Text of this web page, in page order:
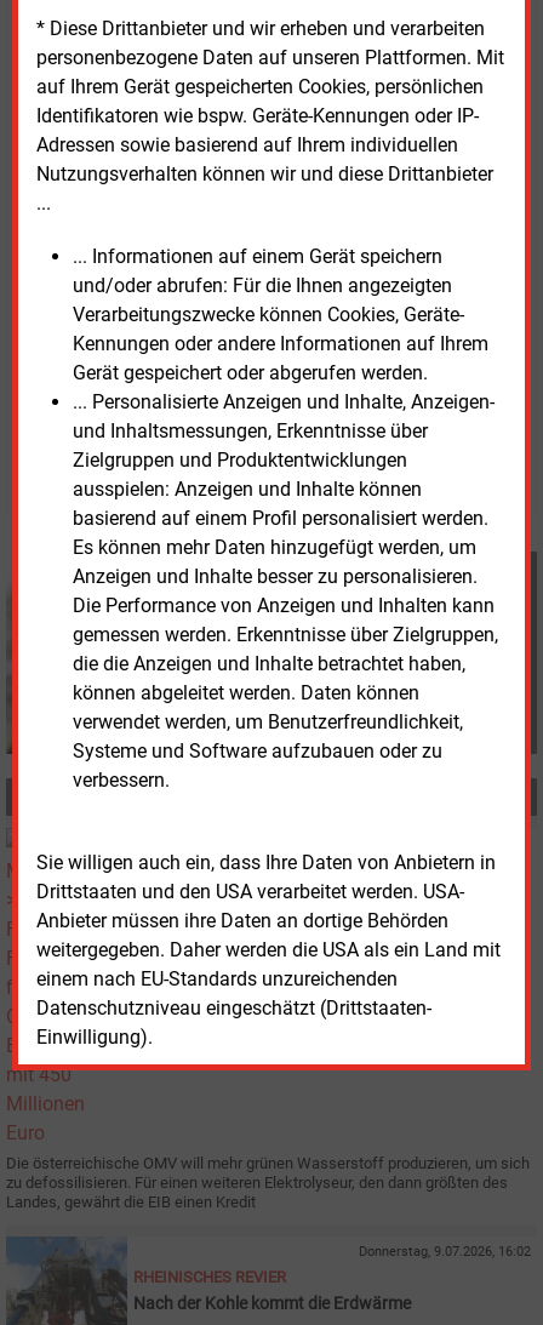
* Diese Drittanbieter und wir erheben und verarbeiten
personenbezogene Daten auf unseren Plattformen. Mit
auf Ihrem Gerät gespeicherten Cookies, persönlichen
Identifikatoren wie bspw. Geräte-Kennungen oder IP-
Adressen sowie basierend auf Ihrem individuellen
Nutzungsverhalten können wir und diese Drittanbieter
...
... Informationen auf einem Gerät speichern
und/oder abrufen: Für die Ihnen angezeigten
Verarbeitungszwecke können Cookies, Geräte-
Kennungen oder andere Informationen auf Ihrem
Gerät gespeichert oder abgerufen werden.
... Personalisierte Anzeigen und Inhalte, Anzeigen-
und Inhaltsmessungen, Erkenntnisse über
Zielgruppen und Produktentwicklungen
ausspielen: Anzeigen und Inhalte können
basierend auf einem Profil personalisiert werden.
Es können mehr Daten hinzugefügt werden, um
Anzeigen und Inhalte besser zu personalisieren.
Die Performance von Anzeigen und Inhalten kann
gemessen werden. Erkenntnisse über Zielgruppen,
die die Anzeigen und Inhalte betrachtet haben,
können abgeleitet werden. Daten können
verwendet werden, um Benutzerfreundlichkeit,
Systeme und Software aufzubauen oder zu
verbessern.
Sie willigen auch ein, dass Ihre Daten von Anbietern in
Drittstaaten und den USA verarbeitet werden. USA-
Anbieter müssen ihre Daten an dortige Behörden
weitergegeben. Daher werden die USA als ein Land mit
einem nach EU-Standards unzureichenden
Datenschutzniveau eingeschätzt (Drittstaaten-
Einwilligung).
einer regionalen Wasserstoffwirtschaft im
östlichen Ruhrgebiet voranzutreiben und Industrie,
Mobilität und weitere Abnehmer mit grünem
Wasserstoff zu versorgen.
Zugleich soll das Projekt Erfahrungen für den
Ein Termin für die Inbetriebnahme des
Wasserstoffzentrums wurde bislang nicht
veröffentlicht.
Mittwoch, 8.07.2026, 17:34 Uhr
Davina Spohn
© 2026 Energie & Management GmbH
Davina Spohn
+49 (0) 8152 9311 18
management.de
FINANZIERUNG
Förderbank finanziert OMV-Elektrolyseur mit 450
Millionen Euro
Die österreichische OMV will mehr grünen Wasserstoff produzieren, um sich
zu defossilisieren. Für einen weiteren Elektrolyseur, den dann größten des
Landes, gewährt die EIB einen Kredit
Donnerstag, 9.07.2026, 16:02
RHEINISCHES REVIER
Nach der Kohle kommt die Erdwärme